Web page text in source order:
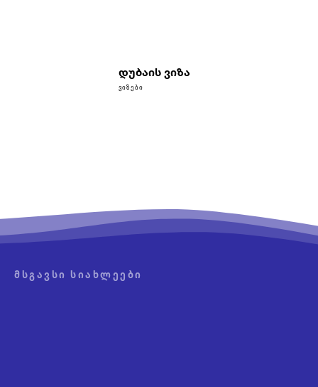
დუბაის ვიზა
ᲕᲘᲖᲔᲑᲘ
ᲛᲡᲒᲐᲕᲡᲘ ᲡᲘᲐᲮᲚᲔᲔᲑᲘ